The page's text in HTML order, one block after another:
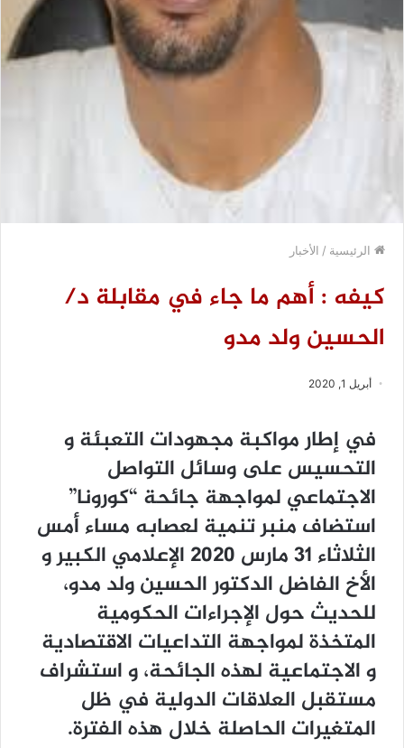
الرئيسية / الأخبار
كيفه : أهم ما جاء في مقابلة د/
الحسين ولد مدو
أبريل 1, 2020
في إطار مواكبة مجهودات التعبئة و
التحسيس على وسائل التواصل
الاجتماعي لمواجهة جائحة “كورونا”
استضاف منبر تنمية لعصابه مساء أمس
الثلاثاء 31 مارس 2020 الإعلامي الكبير و
الأخ الفاضل الدكتور الحسين ولد مدو،
للحديث حول الإجراءات الحكومية
المتخذة لمواجهة التداعيات الاقتصادية
و الاجتماعية لهذه الجائحة، و استشراف
مستقبل العلاقات الدولية في ظل
المتغيرات الحاصلة خلال هذه الفترة.